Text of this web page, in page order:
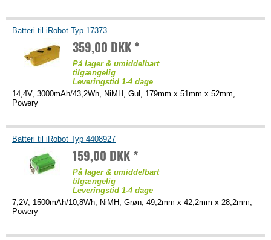
Batteri til iRobot Typ 17373
359,00 DKK *
På lager & umiddelbart
tilgængelig
Leveringstid 1-4 dage
14,4V, 3000mAh/43,2Wh, NiMH, Gul, 179mm x 51mm x 52mm,
Powery
Batteri til iRobot Typ 4408927
159,00 DKK *
På lager & umiddelbart
tilgængelig
Leveringstid 1-4 dage
7,2V, 1500mAh/10,8Wh, NiMH, Grøn, 49,2mm x 42,2mm x 28,2mm,
Powery